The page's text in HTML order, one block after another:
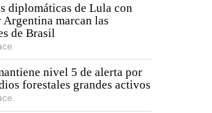
diplomáticas de Lula con
Argentina marcan las
de Brasil
nivel 5 de alerta por
forestales grandes activos